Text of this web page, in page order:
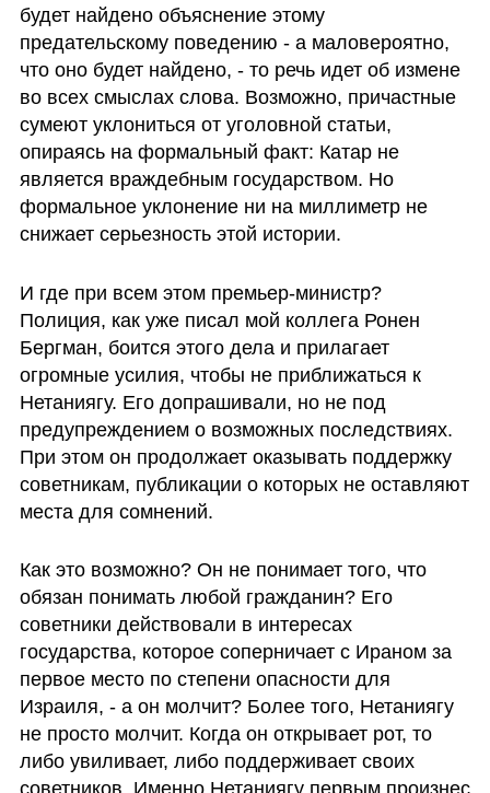
будет найдено объяснение этому
предательскому поведению - а маловероятно,
что оно будет найдено, - то речь идет об измене
во всех смыслах слова. Возможно, причастные
сумеют уклониться от уголовной статьи,
опираясь на формальный факт: Катар не
является враждебным государством. Но
формальное уклонение ни на миллиметр не
снижает серьезность этой истории.
И где при всем этом премьер-министр?
Полиция, как уже писал мой коллега Ронен
Бергман, боится этого дела и прилагает
огромные усилия, чтобы не приближаться к
Нетаниягу. Его допрашивали, но не под
предупреждением о возможных последствиях.
При этом он продолжает оказывать поддержку
советникам, публикации о которых не оставляют
места для сомнений.
Как это возможно? Он не понимает того, что
обязан понимать любой гражданин? Его
советники действовали в интересах
государства, которое соперничает с Ираном за
первое место по степени опасности для
Израиля, - а он молчит? Более того, Нетаниягу
не просто молчит. Когда он открывает рот, то
либо увиливает, либо поддерживает своих